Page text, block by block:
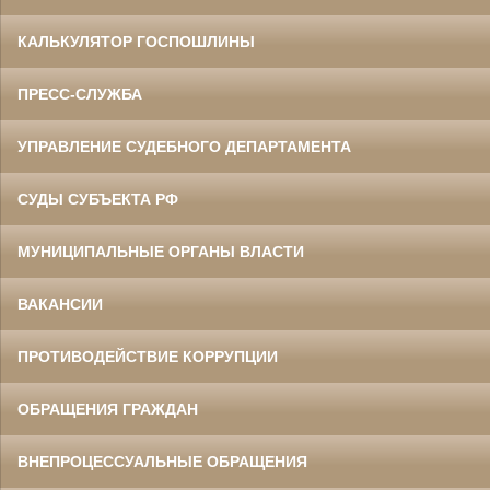
КАЛЬКУЛЯТОР ГОСПОШЛИНЫ
ПРЕСС-СЛУЖБА
УПРАВЛЕНИЕ СУДЕБНОГО ДЕПАРТАМЕНТА
СУДЫ СУБЪЕКТА РФ
МУНИЦИПАЛЬНЫЕ ОРГАНЫ ВЛАСТИ
ВАКАНСИИ
ПРОТИВОДЕЙСТВИЕ КОРРУПЦИИ
ОБРАЩЕНИЯ ГРАЖДАН
ВНЕПРОЦЕССУАЛЬНЫЕ ОБРАЩЕНИЯ